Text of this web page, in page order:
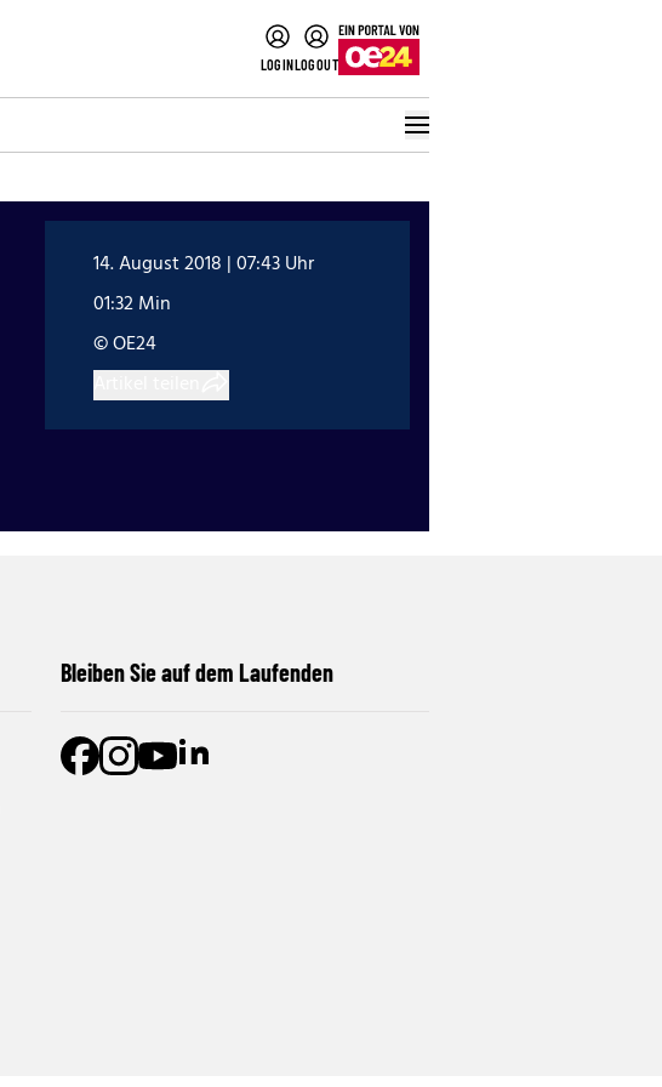
LOGINLOGOUT
14. August 2018 | 07:43 Uhr
01:32 Min
© OE24
Bleiben Sie auf dem Laufenden